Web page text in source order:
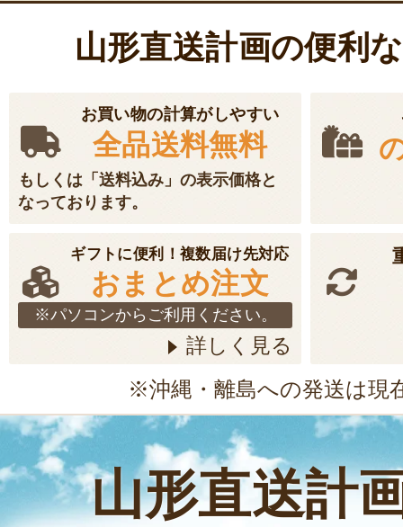
山形直送計画の便利
お買い物の計算がしやすい
全品送料無料
もしくは「送料込み」の表示価格と
なっております。
ギフトに便利！複数届け先対応
おまとめ注文
※パソコンからご利用ください。
詳しく見る
※沖縄・離島への発送は現
山形直送計